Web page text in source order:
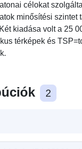
célokat
minősítési szintet
kiadása volt a 25
térképek és
2